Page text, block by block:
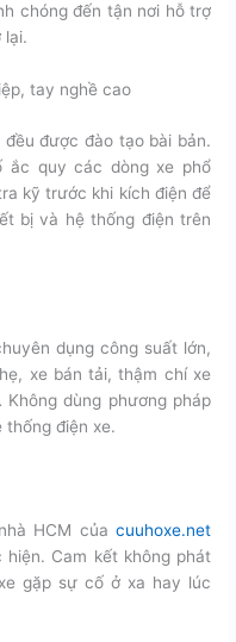
chóng đến tận nơi hỗ trợ
lại.
tay nghề cao
được đào tạo bài bản.
ắc quy các dòng xe phổ
kỹ trước khi kích điện để
bị và hệ thống điện trên
dụng công suất lớn,
xe bán tải, thậm chí xe
Không dùng phương pháp
thống điện xe.
HCM của cuuhoxe.net
Cam kết không phát
gặp sự cố ở xa hay lúc